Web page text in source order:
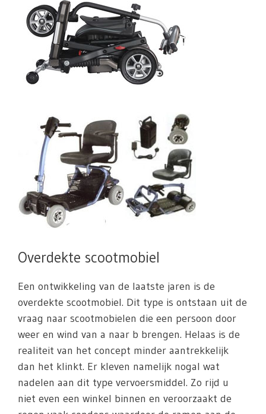
Overdekte scootmobiel
Een ontwikkeling van de laatste jaren is de
overdekte scootmobiel. Dit type is ontstaan uit de
vraag naar scootmobielen die een persoon door
weer en wind van a naar b brengen. Helaas is de
realiteit van het concept minder aantrekkelijk
dan het klinkt. Er kleven namelijk nogal wat
nadelen aan dit type vervoersmiddel. Zo rijd u
niet even een winkel binnen en veroorzaakt de